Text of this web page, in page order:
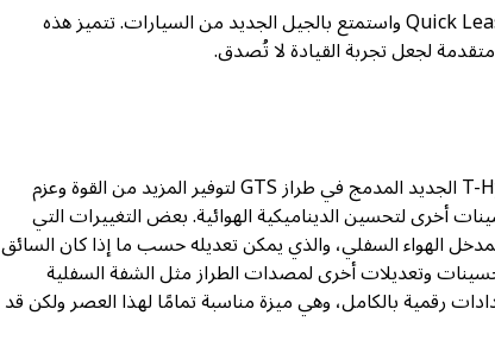
من Quick Lease واستمتع بالجيل الجديد من السيارات. تتميز هذه
لجعل تجربة القيادة لا تُصدق.
تأتي بورش 911 2025 مع بعض التغييرات المثيرة للاهتمام، مثل نظام T-Hybrid الجديد المدمج في طراز GTS لتوفير المزيد من القوة وعزم
أخرى لتحسين الديناميكية الهوائية. بعض التغييرات التي
الهواء السفلي، والذي يمكن تعديله حسب ما إذا كان السائق
وتعديلات أخرى لمصدات الطراز مثل الشفة السفلية
الإضافية. في الداخل، يتم تقديم 911 الآن بلوحة عدادات رقمية بالكامل، وهي ميزة مناسبة تمامًا لهذا العصر ولكن قد